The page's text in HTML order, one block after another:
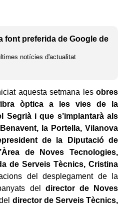
font preferida de Google de
notícies d'actualitat
aquesta setmana les obres
òptica a les vies de la
Segrià i que s’implantarà als
la Portella, Vilanova
de la Diputació de
de Noves Tecnologies,
de Serveis Tècnics, Cristina
del desplegament de la
del director de Noves
director de Serveis Tècnics,